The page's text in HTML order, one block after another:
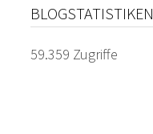
BLOGSTATISTIKEN
59.359 Zugriffe